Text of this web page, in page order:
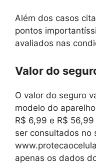
Além dos casos
pontos
avaliados nas
Valor do
O valor do seguro
modelo do
R$ 6,99 e R$
ser consultados no
apenas os dados